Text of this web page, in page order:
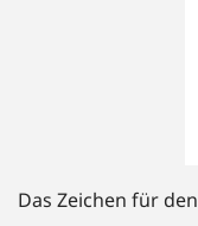
Das Zeichen für